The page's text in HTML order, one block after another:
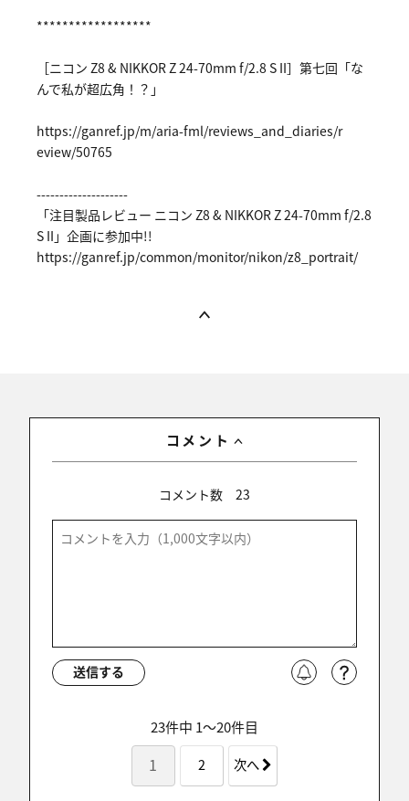
******************
［ニコン Z8 & NIKKOR Z 24-70mm f/2.8 S II］第七回「な
んで私が超広角！？」
https://ganref.jp/m/aria-fml/reviews_and _diaries/r
eview/50765
--------------------
「注目製品レビュー ニコン Z8 & NIKKOR Z 24-70mm f/2.8
S II」企画に参加中!!
https://ganref.jp/common/monitor/nikon/z8_portrait/
コメント
コメント数 23
送信する
23件中 1〜20件目
1 2 次へ